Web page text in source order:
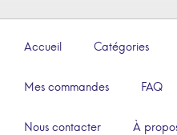
Accueil Catégories
Mes commandes FAQ
Nous contacter À